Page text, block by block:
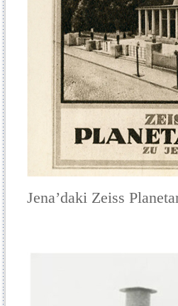
Jena’daki Zeiss